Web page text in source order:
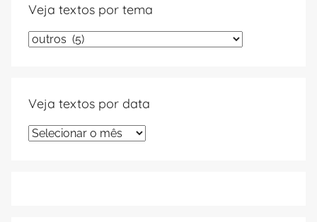
Veja textos por tema
Veja
tema
Veja textos por data
Veja